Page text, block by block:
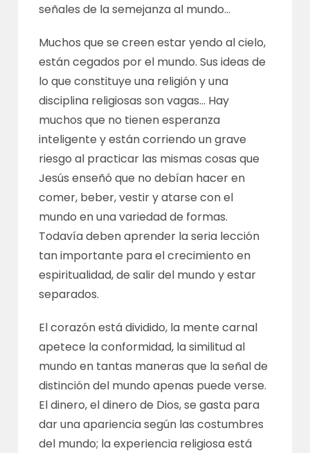
señales de la semejanza al mundo…
Muchos que se creen estar yendo al cielo,
están cegados por el mundo. Sus ideas de
lo que constituye una religión y una
disciplina religiosas son vagas… Hay
muchos que no tienen esperanza
inteligente y están corriendo un grave
riesgo al practicar las mismas cosas que
Jesús enseñó que no debían hacer en
comer, beber, vestir y atarse con el
mundo en una variedad de formas.
Todavía deben aprender la seria lección
tan importante para el crecimiento en
espiritualidad, de salir del mundo y estar
separados.
El corazón está dividido, la mente carnal
apetece la conformidad, la similitud al
mundo en tantas maneras que la señal de
distinción del mundo apenas puede verse.
El dinero, el dinero de Dios, se gasta para
dar una apariencia según las costumbres
del mundo; la experiencia religiosa está